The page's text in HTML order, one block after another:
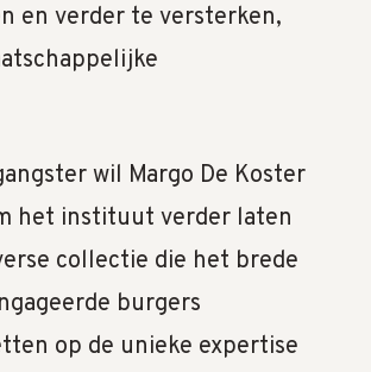
en verder te versterken,
wil Margo De Koster
het instituut verder laten
collectie die het brede
burgers
op de unieke expertise